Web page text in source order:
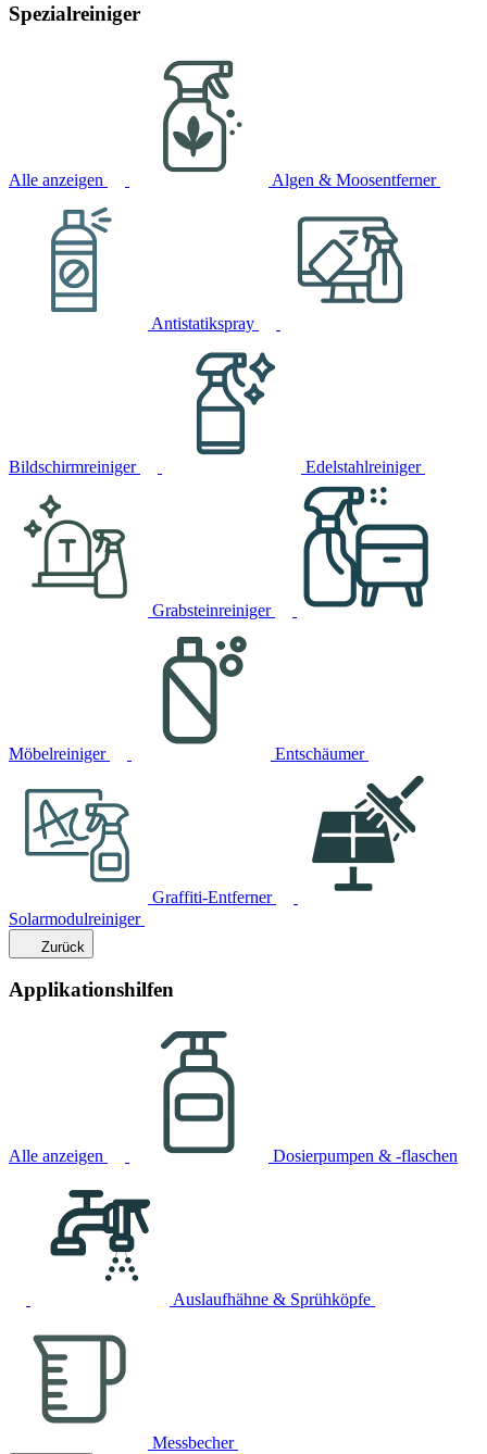
Spezialreiniger
Alle anzeigen Algen & Moosentferner
Antistatikspray
Bildschirmreiniger Edelstahlreiniger
Grabsteinreiniger
Möbelreiniger Entschäumer
Graffiti-Entferner
Solarmodulreiniger
Zurück
Applikationshilfen
Alle anzeigen Dosierpumpen & -flaschen
Auslaufhähne & Sprühköpfe
Messbecher